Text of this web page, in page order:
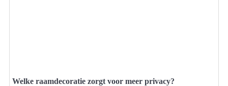
Welke raamdecoratie zorgt voor meer privacy?